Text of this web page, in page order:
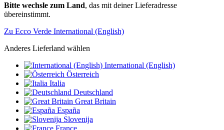
Bitte wechsle zum Land, das mit deiner Lieferadresse
übereinstimmt.
Zu Ecco Verde International (English)
Anderes Lieferland wählen
International (English)
Österreich
Italia
Deutschland
Great Britain
España
Slovenija
France